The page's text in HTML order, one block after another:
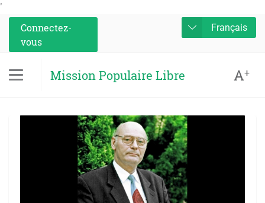
'
Connectez-
vous
Français
Mission Populaire Libre A+